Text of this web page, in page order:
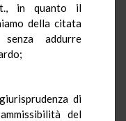
in quanto il
della citata
senza addurre
di
del